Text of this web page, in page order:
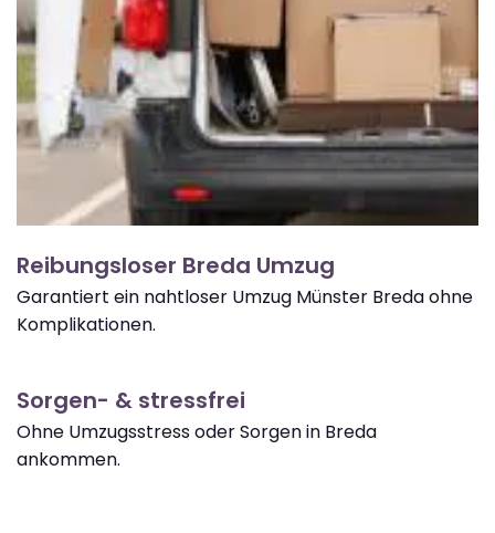
Reibungsloser Breda Umzug
Garantiert ein nahtloser Umzug Münster Breda ohne
Komplikationen.
Sorgen- & stressfrei
Ohne Umzugsstress oder Sorgen in Breda
ankommen.